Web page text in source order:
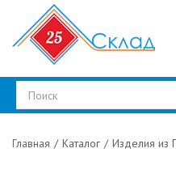
Главная / Каталог / Изделия из